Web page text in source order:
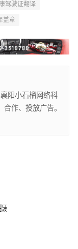
驾驶证翻译
盖章
阳小石榴网络科
作、投放广告。